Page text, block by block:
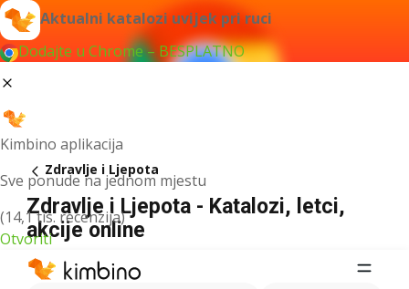
Aktualni katalozi uvijek pri ruci
Dodajte u Chrome – BESPLATNO
Kimbino aplikacija
Sve ponude na jednom mjestu
(14,1 tis. recenzija)
Otvoriti
Zdravlje i Ljepota
Zdravlje i Ljepota - Katalozi, letci,
akcije online